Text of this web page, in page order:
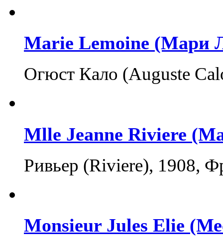
Marie Lemoine (Мари
Огюст Кало (Auguste
Mlle Jeanne Riviere
Ривьер (Riviere), 1908,
Monsieur Jules Elie